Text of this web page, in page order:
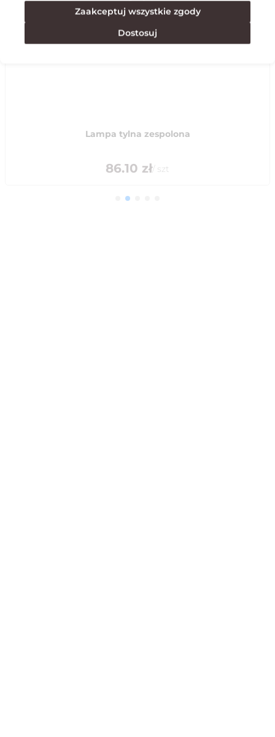
Lampa tylna zespolona
86.10 zł/ szt
Zaakceptuj wszystkie zgody
Dostosuj